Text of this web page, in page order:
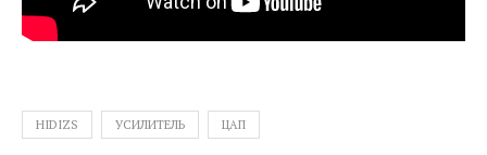
HIDIZS УСИЛИТЕЛЬ ЦАП